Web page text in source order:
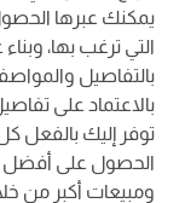
يمكنك عبرها
التي ترغب بها،
بالتفاصيل
بالاعتماد على
توفر إليك بالفعل
الحصول على أفضل
ومبيعات أكبر من